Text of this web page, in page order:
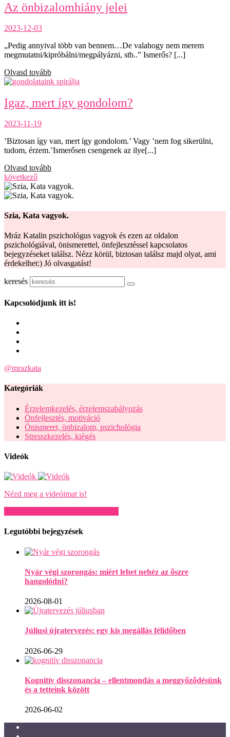
Az önbizalomhiány jelei
2023-12-03
„Pedig annyival több van bennem…De valahogy nem merem
megmutatni/kipróbálni/megpályázni, stb..” Ismerős? [...]
Olvasd tovább
Igaz, mert így gondolom?
2023-11-19
’Biztosan így van, mert így gondolom.’ Vagy ’nem fog sikerülni,
tudom, érzem.’Ismerősen csengenek az ilye[...]
Olvasd tovább
következő
Szia, Kata vagyok.
Mráz Katalin pszichológus vagyok és ezen az oldalon
pszichológiával, önismerettel, önfejlesztéssel kapcsolatos
bejegyzéseket találsz. Nézz körül, biztosan találsz majd olyat, ami
érdekelhet:) Jó olvasgatást!
keresés
Kapcsolódjunk itt is!
@mrazkata
Kategóriák
Érzelemkezelés, érzelemszabályozás
Önfejlesztés, motiváció
Önismeret, önbizalom, pszichológia
Stresszkezelés, kiégés
Videók
Nézd meg a videóimat is!
Legutóbbi bejegyzések
Nyár végi szorongás: miért lehet nehéz az őszre
hangolódni?
2026-08-01
Júliusi újratervezés: egy kis megállás félidőben
2026-06-29
Kognitív disszonancia – ellentmondás a meggyőződésünk
és a tetteink között
2026-06-02